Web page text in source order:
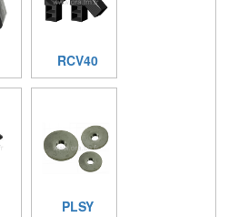
RCV40
PLSY